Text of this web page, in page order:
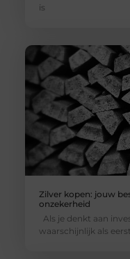
is
Zilver kopen: jouw
onzekerheid
Als je denkt aan
waarschijnlijk als